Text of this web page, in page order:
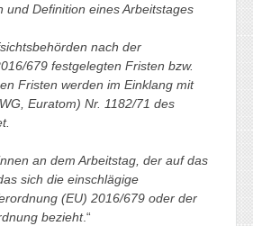
und Definition eines Arbeitstages
nach der
679 festgelegten Fristen bzw.
Fristen werden im Einklang mit
Euratom) Nr. 1182/71 des
an dem Arbeitstag, der auf das
sich die einschlägige
(EU) 2016/679 oder der
bezieht.“